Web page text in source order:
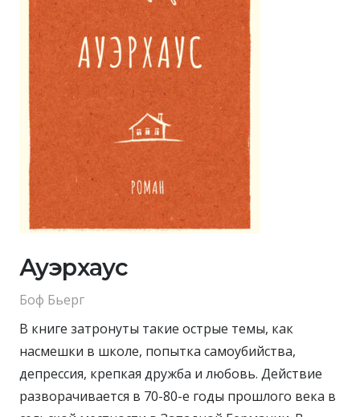
Ауэрхаус
Боф Бьерг
В книге затронуты такие острые темы, как
насмешки в школе, попытка самоубийства,
депрессия, крепкая дружба и любовь. Действие
разворачивается в 70-80-е годы прошлого века в